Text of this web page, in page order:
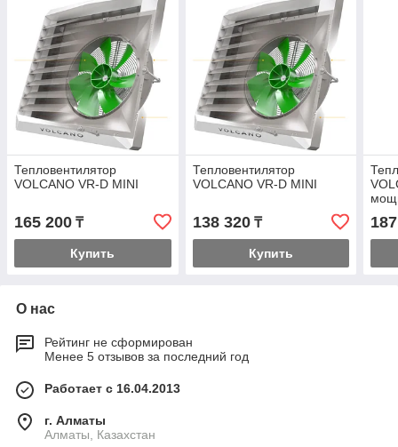
Тепловентилятор
VOLCANO VR-D MINI
165 200 ₸
Купить
Тепловентилятор
VOLCANO VR-D MINI
138 320₸
Купить
О нас
Рейтинг не сформирован
Менее 5 отзывов за последний год
Работает с 16.04.2013
г. Алматы
Алматы, Казахстан